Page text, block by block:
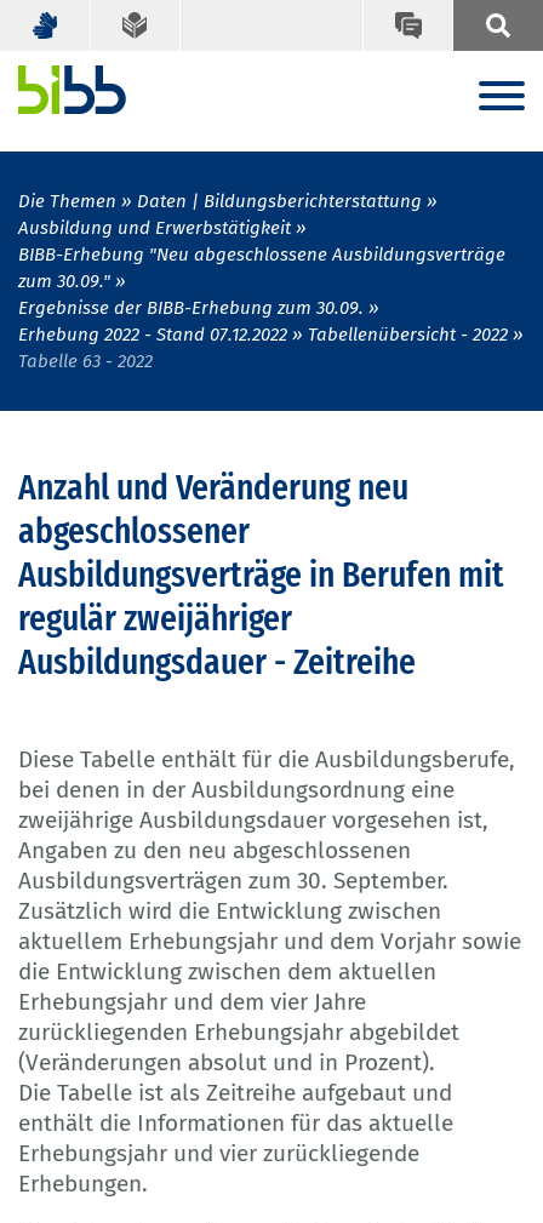
Die Themen
Daten | Bildungsberichterstattung
Ausbildung und Erwerbstätigkeit
BIBB-Erhebung "Neu abgeschlossene Ausbildungsverträge
zum 30.09."
Ergebnisse der BIBB-Erhebung zum 30.09.
Erhebung 2022 - Stand 07.12.2022
Tabellenübersicht - 2022
Tabelle 63 - 2022
Anzahl und Veränderung neu
abgeschlossener
Ausbildungsverträge in Berufen mit
regulär zweijähriger
Ausbildungsdauer - Zeitreihe
Diese Tabelle enthält für die Ausbildungsberufe,
bei denen in der Ausbildungsordnung eine
zweijährige Ausbildungsdauer vorgesehen ist,
Angaben zu den neu abgeschlossenen
Ausbildungsverträgen zum 30. September.
Zusätzlich wird die Entwicklung zwischen
aktuellem Erhebungsjahr und dem Vorjahr sowie
die Entwicklung zwischen dem aktuellen
Erhebungsjahr und dem vier Jahre
zurückliegenden Erhebungsjahr abgebildet
(Veränderungen absolut und in Prozent).
Die Tabelle ist als Zeitreihe aufgebaut und
enthält die Informationen für das aktuelle
Erhebungsjahr und vier zurückliegende
Erhebungen.